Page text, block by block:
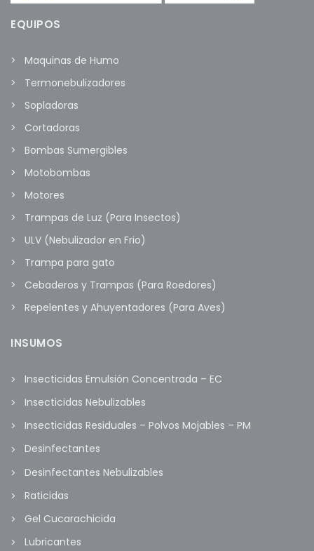
EQUIPOS
Maquinas de Humo
Termonebulizadores
Sopladoras
Cortadoras
Bombas Sumergibles
Motobombas
Motores
Trampas de Luz (Para Insectos)
ULV (Nebulizador en Frio)
Trampa para gato
Cebaderos y Trampas (Para Roedores)
Repelentes y Ahuyentadores (Para Aves)
INSUMOS
Insecticidas Emulsión Concentrada – EC
Insecticidas Nebulizables
Insecticidas Residuales – Polvos Mojables – PM
Desinfectantes
Desinfectantes Nebulizables
Raticidas
Gel Cucarachicida
Lubricantes